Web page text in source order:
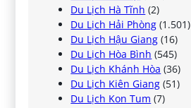
Du Lịch Hà Tĩnh (2)
Du Lịch Hải Phòng (1.501)
Du Lịch Hậu Giang (16)
Du Lịch Hòa Bình (545)
Du Lịch Khánh Hòa (36)
Du Lịch Kiên Giang (51)
Du Lịch Kon Tum (7)